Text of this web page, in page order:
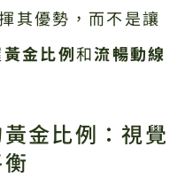
其優勢，而不是讓
黃金比例和流暢動線
金比例：視覺